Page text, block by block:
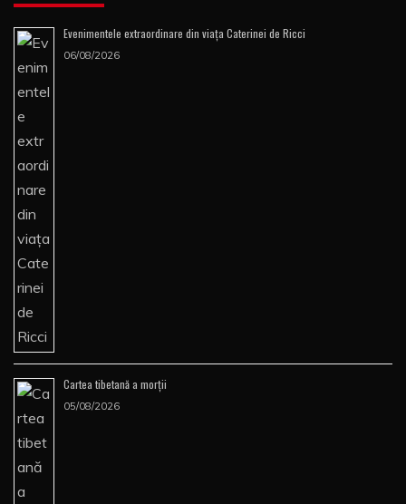
Evenimentele extraordinare din viața Caterinei de Ricci
06/08/2026
Cartea tibetană a morţii
05/08/2026